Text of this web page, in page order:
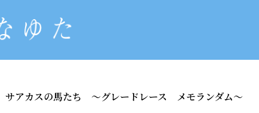
サアカスの馬たち ～グレードレース メモランダム～